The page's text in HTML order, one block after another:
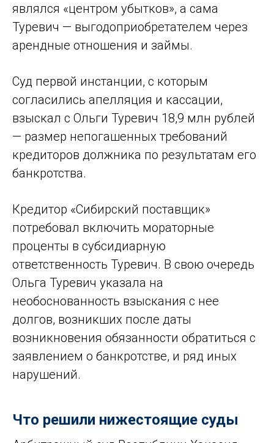
являлся «центром убытков», а сама
Туревич — выгодоприобретателем через
арендные отношения и займы.
Суд первой инстанции, с которым
согласились апелляция и кассации,
взыскал с Ольги Туревич 18,9 млн рублей
— размер непогашенных требований
кредиторов должника по результатам его
банкротства.
Кредитор «Сибирский поставщик»
потребовал включить мораторные
проценты в субсидиарную
ответственность Туревич. В свою очередь
Ольга Туревич указала на
необоснованность взыскания с нее
долгов, возникших после даты
возникновения обязанности обратиться с
заявлением о банкротстве, и ряд иных
нарушений.
Что решили нижестоящие суды